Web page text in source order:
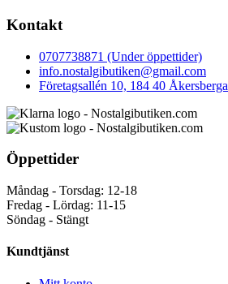
Kontakt
0707738871 (Under öppettider)
info.nostalgibutiken@gmail.com
Företagsallén 10, 184 40 Åkersberga
Öppettider
Måndag - Torsdag: 12-18
Fredag - Lördag: 11-15
Söndag - Stängt
Kundtjänst